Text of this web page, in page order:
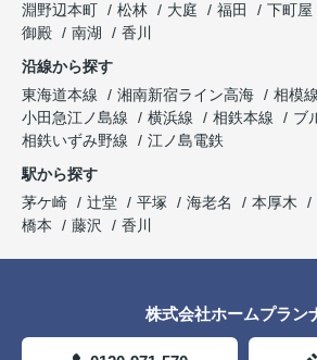
淵野辺本町
松林 大庭 福田 下町屋
御殿
南湖
香川
沿線から探す
東海道本線
湘南新宿ライン高海 相模線
小田急江ノ島線
横浜線 相鉄本線
ブ
相鉄いずみ野線
江ノ島電鉄
駅から探す
茅ケ崎
辻堂 平塚 海老名 本厚木
橋本
藤沢 香川
株式会社ホームプラン